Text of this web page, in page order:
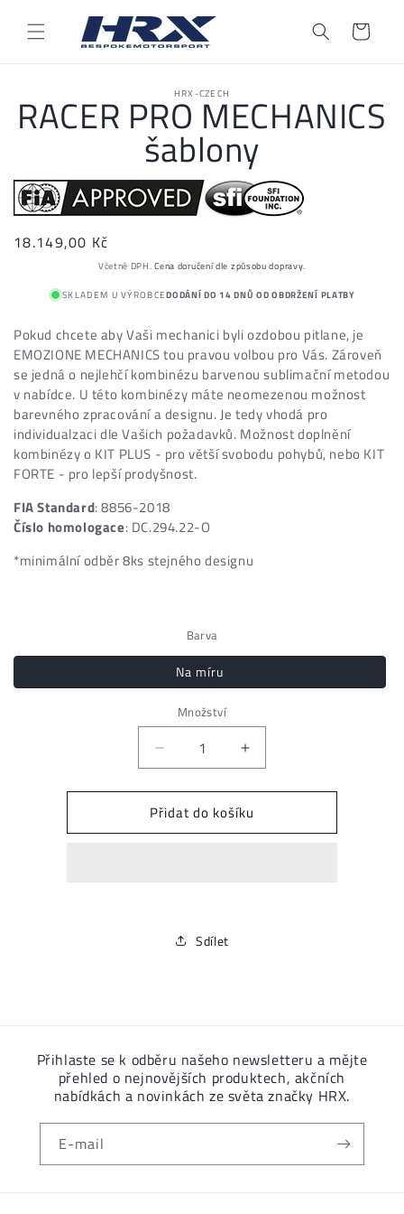
obsahu Košík
informace
o
produktu
HRX-CZECH
RACER PRO MECHANICS
šablony
Běžná
18.149,00 Kč
Včetně DPH.Cena doručení dle způsobu dopravy.
SKLADEM U VÝROBCEDODÁNÍ DO 14 DNŮ OD OBDRŽENÍ PLATBY
Pokud chcete aby Vaši mechanici byli ozdobou pitlane, je
EMOZIONE MECHANICS tou pravou volbou pro Vás. Zároveň
se jedná o nejlehčí kombinézu barvenou sublimační metodou
v nabídce. U této kombinézy máte neomezenou možnost
barevného zpracování a designu. Je tedy vhodá pro
individualzaci dle Vašich požadavků. Možnost doplnění
kombinézy o KIT PLUS - pro větší svobodu pohybů, nebo KIT
FORTE - pro lepší prodyšnost.
FIA Standard: 8856-2018
Číslo homologace: DC.294.22-O
*minimální odběr 8ks stejného designu
Barva
Na míru
Množství
produktu
RACER
Zvýšit
produktu
RACER
Přidat do košíku
Sdílet
Přihlaste se k odběru našeho newsletteru a mějte
přehled o nejnovějších produktech, akčních
nabídkách a novinkách ze světa značky HRX.
E-mail